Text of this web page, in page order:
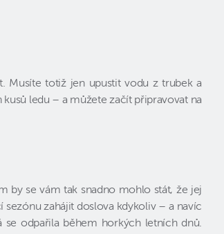
Musíte totiž jen upustit vodu z trubek a
ledu – a můžete začít připravovat na
by se vám tak snadno mohlo stát, že jej
sezónu zahájit doslova kdykoliv – a navíc
odpařila během horkých letních dnů.